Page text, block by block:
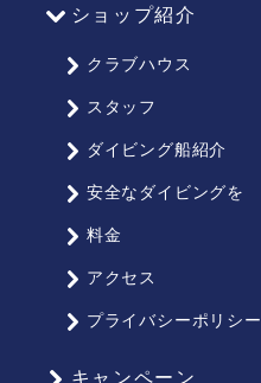
ショップ紹介
クラブハウス
スタッフ
ダイビング船紹介
安全なダイビングを
料金
アクセス
プライバシーポリシー
キャンペーン